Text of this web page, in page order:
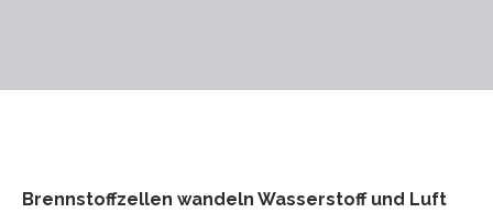
Brennstoffzellen wandeln Wasserstoff und Luft